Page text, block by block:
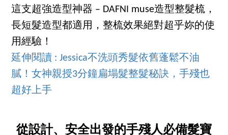
這支超強造型神器 – DAFNI muse造型整髮梳，
長短髮造型都適用，整梳效果絕對超乎妳的使
用經驗！
延伸閱讀 : Jessica不洗頭秀髮依舊蓬鬆不油
膩！女神親授3分鐘扁塌髮整髮秘訣，手殘也
超好上手
從設計、安全出發的手殘人必備髮寶